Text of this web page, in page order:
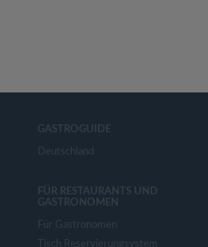
GASTROGUIDE
Deutschland
FÜR RESTAURANTS UND
GASTRONOMEN
Für Gastronomen
Tisch Reservierungsystem